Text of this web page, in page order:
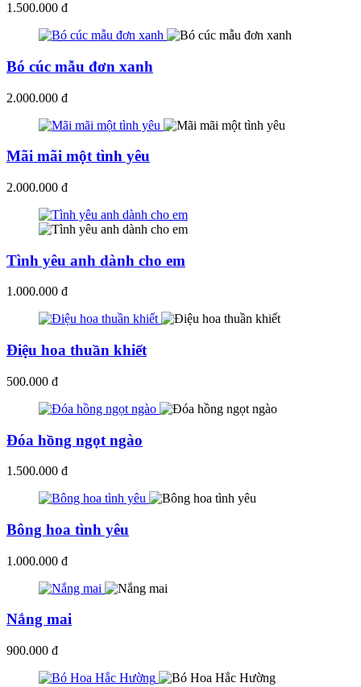
1.500.000 đ
Bó cúc mẫu đơn xanh
2.000.000 đ
Mãi mãi một tình yêu
2.000.000 đ
Tình yêu anh dành cho em
1.000.000 đ
Điệu hoa thuần khiết
500.000 đ
Đóa hồng ngọt ngào
1.500.000 đ
Bông hoa tình yêu
1.000.000 đ
Nắng mai
900.000 đ